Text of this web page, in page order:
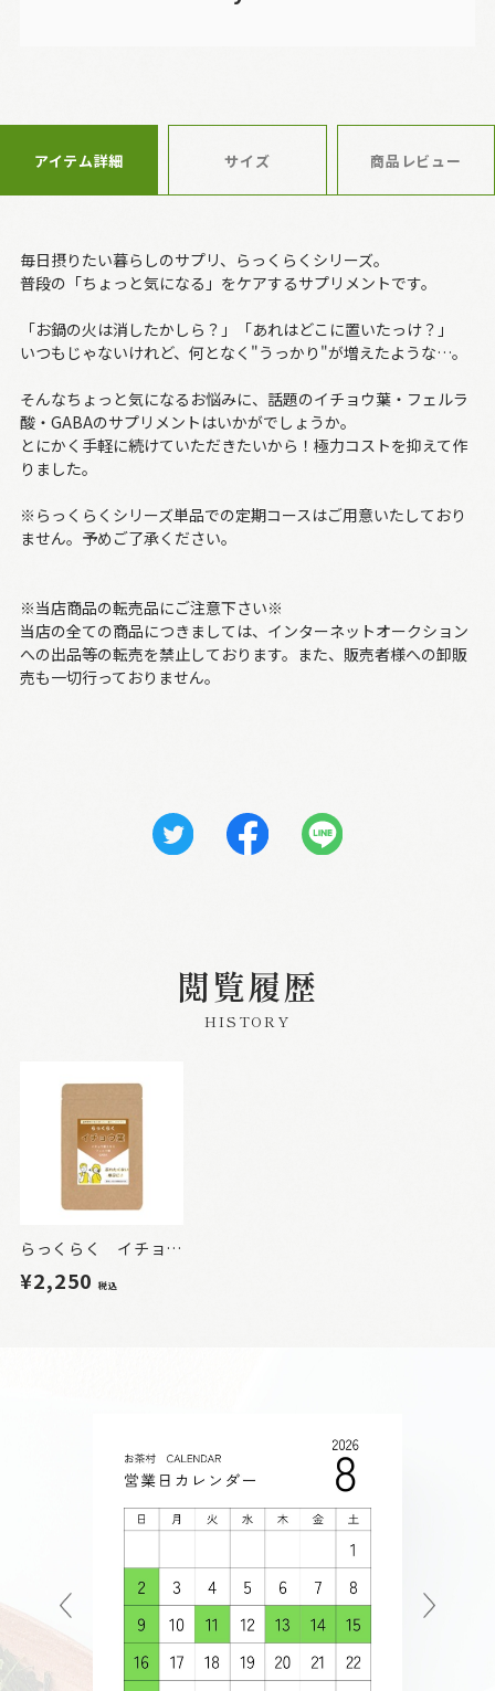
アイテム詳細 サイズ 商品レビュー
毎日摂りたい暮らしのサプリ、らっくらくシリーズ。
普段の「ちょっと気になる」をケアするサプリメントです。
「お鍋の火は消したかしら？」「あれはどこに置いたっけ？」
いつもじゃないけれど、何となく"うっかり"が増えたような…。
そんなちょっと気になるお悩みに、話題のイチョウ葉・フェルラ
酸・GABAのサプリメントはいかがでしょうか。
とにかく手軽に続けていただきたいから！極力コストを抑えて作
りました。
※らっくらくシリーズ単品での定期コースはご用意いたしており
ません。予めご了承ください。
※当店商品の転売品にご注意下さい※
当店の全ての商品につきましては、インターネットオークション
への出品等の転売を禁止しております。また、販売者様への卸販
売も一切行っておりません。
閲覧履歴
HISTORY
らっくらく イチョウ葉
¥2,250税込